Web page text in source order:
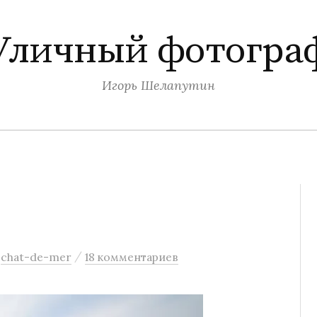
Игорь Шелапутин
chat-de-mer / 18 комментариев